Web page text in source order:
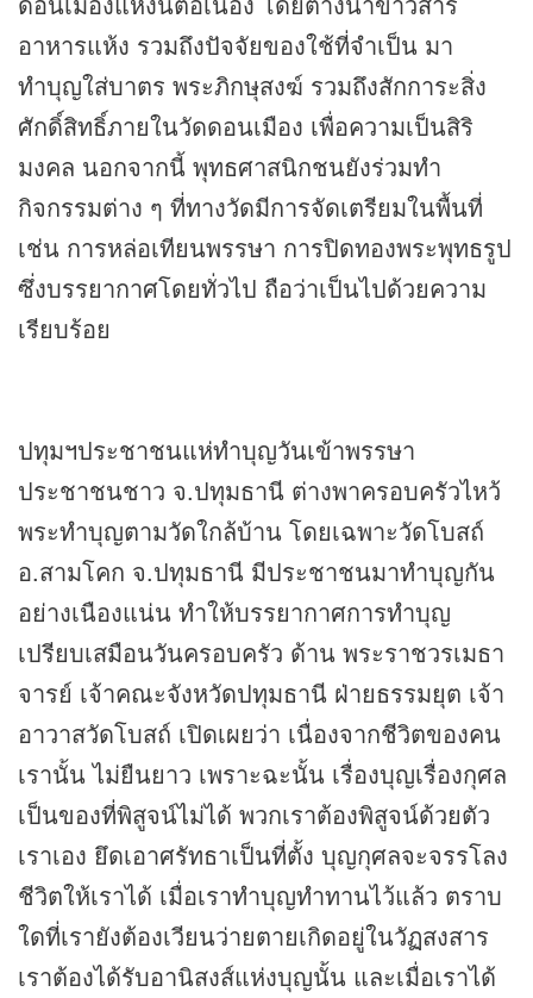
อาหารแห้ง รวมถึงปัจจัยของใช้ที่จำเป็น มา
ทำบุญใส่บาตร พระภิกษุสงฆ์ รวมถึงสักการะสิ่ง
ศักดิ์สิทธิ์ภายในวัดดอนเมือง เพื่อความเป็นสิริ
มงคล นอกจากนี้ พุทธศาสนิกชนยังร่วมทำ
กิจกรรมต่าง ๆ ที่ทางวัดมีการจัดเตรียมในพื้นที่
เช่น การหล่อเทียนพรรษา การปิดทองพระพุทธรูป
ซึ่งบรรยากาศโดยทั่วไป ถือว่าเป็นไปด้วยความ
เรียบร้อย
ปทุมฯประชาชนแห่ทำบุญวันเข้าพรรษา
ประชาชนชาว จ.ปทุมธานี ต่างพาครอบครัวไหว้
พระทำบุญตามวัดใกล้บ้าน โดยเฉพาะวัดโบสถ์
อ.สามโคก จ.ปทุมธานี มีประชาชนมาทำบุญกัน
อย่างเนืองแน่น ทำให้บรรยากาศการทำบุญ
เปรียบเสมือนวันครอบครัว ด้าน พระราชวรเมธา
จารย์ เจ้าคณะจังหวัดปทุมธานี ฝ่ายธรรมยุต เจ้า
อาวาสวัดโบสถ์ เปิดเผยว่า เนื่องจากชีวิตของคน
เรานั้น ไม่ยืนยาว เพราะฉะนั้น เรื่องบุญเรื่องกุศล
เป็นของที่พิสูจน์ไม่ได้ พวกเราต้องพิสูจน์ด้วยตัว
เราเอง ยึดเอาศรัทธาเป็นที่ตั้ง บุญกุศลจะจรรโลง
ชีวิตให้เราได้ เมื่อเราทำบุญทำทานไว้แล้ว ตราบ
ใดที่เรายังต้องเวียนว่ายตายเกิดอยู่ในวัฏสงสาร
เราต้องได้รับอานิสงส์แห่งบุญนั้น และเมื่อเราได้